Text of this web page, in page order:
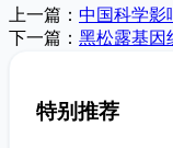
上一篇： 中国科学影
下一篇： 黑松露基因
特别推荐